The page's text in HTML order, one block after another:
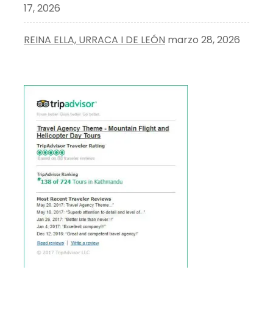
17, 2026
REINA ELLA, URRACA I DE LEÓN marzo 28, 2026